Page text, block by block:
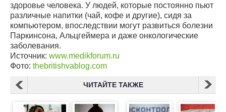
здоровье человека. У людей, которые постоянно пьют
различные напитки (чай, кофе и другие), сидя за
компьютером, впоследствии могут развиться болезни
Паркинсона, Альцгеймера и даже онкологические
заболевания.
Источник: www.medikforum.ru
Фото: thebritishvablog.com
ЧИТАЙТЕ ТАКЖЕ